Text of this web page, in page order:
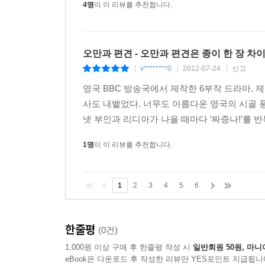
4명이 이 리뷰를 추천합니다.
오만과 편견 - 오만과 편견은 종이 한 장 차이
v********0 2012-07-24 신고
영국 BBC 방송국에서 제작한 6부작 드라마.
사도 내뱉었다. 너무도 아름다운 영국의 시골
넷 부인과 리디아가 나올 때마다 ‘짜증나!’를
1명이 이 리뷰를 추천합니다.
1 2 3 4 5 6
한줄평 (0건)
1,000원 이상 구매 후 한줄평 작성 시 일반회원 50원, 마니
eBook은 다운로드 후 작성한 리뷰만 YES포인트 지급됩니